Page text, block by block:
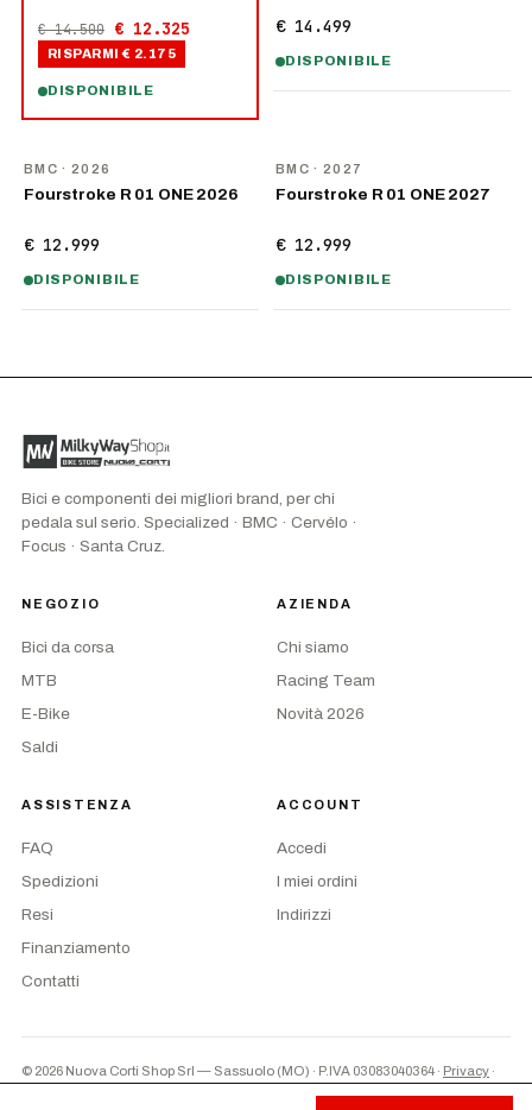
€ 14.500 € 12.325
RISPARMI € 2.175
DISPONIBILE
€ 14.499
DISPONIBILE
BMC · 2026
Fourstroke R 01 ONE 2026
€ 12.999
DISPONIBILE
BMC · 2027
Fourstroke R 01 ONE 2027
€ 12.999
DISPONIBILE
Bici e componenti dei migliori brand, per chi
pedala sul serio. Specialized · BMC · Cervélo ·
Focus · Santa Cruz.
NEGOZIO
Bici da corsa
MTB
E-Bike
Saldi
AZIENDA
Chi siamo
Racing Team
Novità 2026
ASSISTENZA
FAQ
Spedizioni
Resi
Finanziamento
Contatti
ACCOUNT
Accedi
I miei ordini
Indirizzi
© 2026 Nuova Corti Shop Srl — Sassuolo (MO) · P.IVA 03083040364 · Privacy ·